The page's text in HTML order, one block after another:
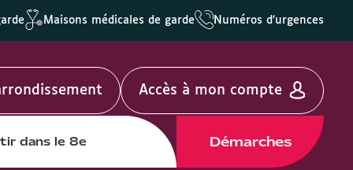
Maisons médicales de garde Numéros d'urgences
Accès à mon compte
dans le 8e Démarches